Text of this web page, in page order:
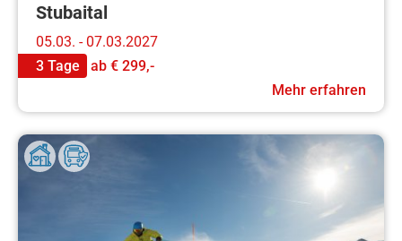
Stubaital
05.03. - 07.03.2027
3 Tage
ab € 299,-
Mehr erfahren